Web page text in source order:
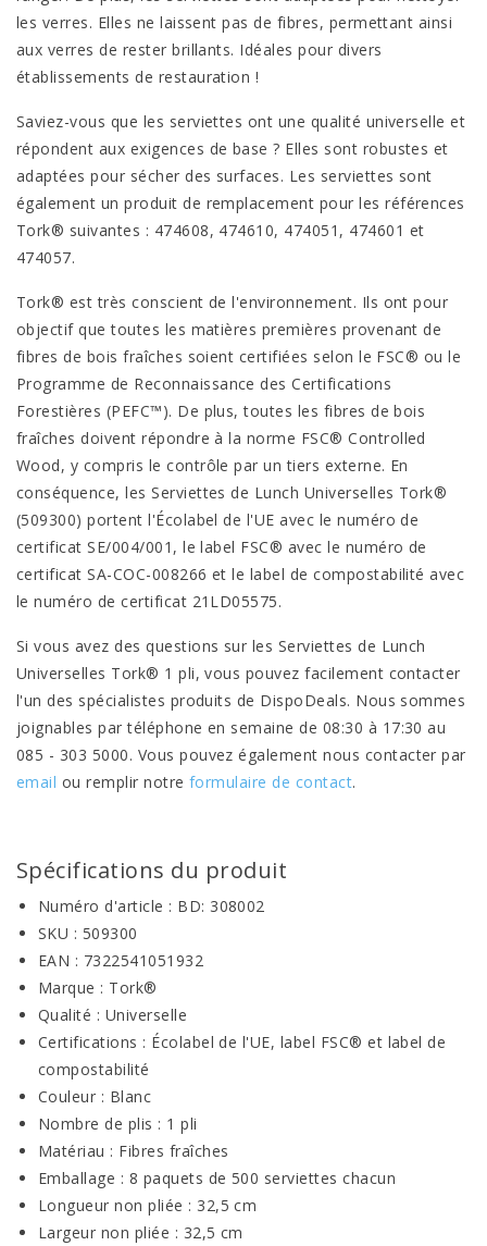
les verres. Elles ne laissent pas de fibres, permettant ainsi
aux verres de rester brillants. Idéales pour divers
établissements de restauration !
Saviez-vous que les serviettes ont une qualité universelle et
répondent aux exigences de base ? Elles sont robustes et
adaptées pour sécher des surfaces. Les serviettes sont
également un produit de remplacement pour les références
Tork® suivantes : 474608, 474610, 474051, 474601 et
474057.
Tork® est très conscient de l'environnement. Ils ont pour
objectif que toutes les matières premières provenant de
fibres de bois fraîches soient certifiées selon le FSC® ou le
Programme de Reconnaissance des Certifications
Forestières (PEFC™). De plus, toutes les fibres de bois
fraîches doivent répondre à la norme FSC® Controlled
Wood, y compris le contrôle par un tiers externe. En
conséquence, les Serviettes de Lunch Universelles Tork®
(509300) portent l'Écolabel de l'UE avec le numéro de
certificat SE/004/001, le label FSC® avec le numéro de
certificat SA-COC-008266 et le label de compostabilité avec
le numéro de certificat 21LD05575.
Si vous avez des questions sur les Serviettes de Lunch
Universelles Tork® 1 pli, vous pouvez facilement contacter
l'un des spécialistes produits de DispoDeals. Nous sommes
joignables par téléphone en semaine de 08:30 à 17:30 au
085 - 303 5000. Vous pouvez également nous contacter par
email ou remplir notreformulaire de contact.
Spécifications du produit
Numéro d'article : BD: 308002
SKU : 509300
EAN : 7322541051932
Marque : Tork®
Qualité : Universelle
Certifications : Écolabel de l'UE, label FSC® et label de
compostabilité
Couleur : Blanc
Nombre de plis : 1 pli
Matériau : Fibres fraîches
Emballage : 8 paquets de 500 serviettes chacun
Longueur non pliée : 32,5 cm
Largeur non pliée : 32,5 cm